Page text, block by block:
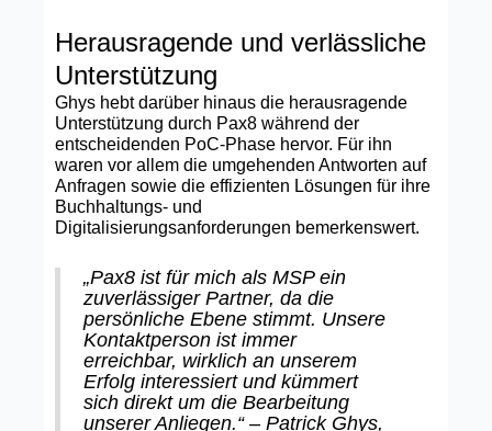
Herausragende und verlässliche
Unterstützung
Ghys hebt darüber hinaus die herausragende
Unterstützung durch Pax8 während der
entscheidenden PoC-Phase hervor. Für ihn
waren vor allem die umgehenden Antworten auf
Anfragen sowie die effizienten Lösungen für ihre
Buchhaltungs- und
Digitalisierungsanforderungen bemerkenswert.
„Pax8 ist für mich als MSP ein
zuverlässiger Partner, da die
persönliche Ebene stimmt. Unsere
Kontaktperson ist immer
erreichbar, wirklich an unserem
Erfolg interessiert und kümmert
sich direkt um die Bearbeitung
unserer Anliegen.“ – Patrick Ghys,